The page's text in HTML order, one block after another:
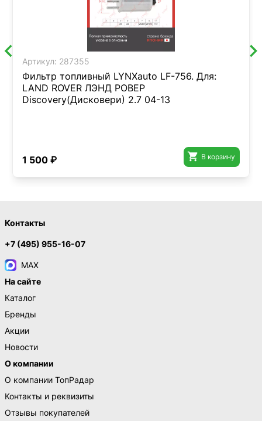
Артикул: 287355
Фильтр топливный LYNXauto LF-756. Для:
LAND ROVER ЛЭНД РОВЕР
Discovery(Дисковери) 2.7 04-13
1 500 ₽  В корзину
Контакты
+7 (495) 955-16-07
MAX
На сайте
Каталог
Бренды
Акции
Новости
О компании
О компании ТопРадар
Контакты и реквизиты
Отзывы покупателей